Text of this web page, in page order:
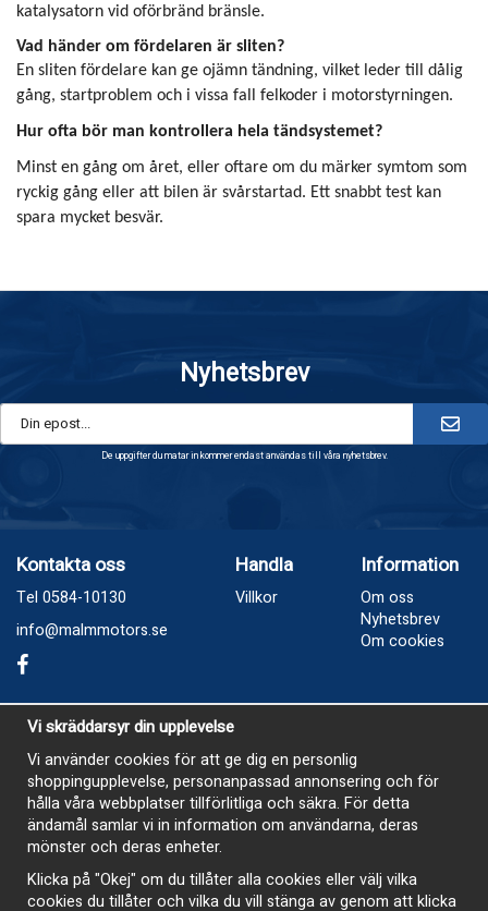
katalysatorn vid oförbränd bränsle.
Vad händer om fördelaren är sliten?
En sliten fördelare kan ge ojämn tändning, vilket leder till dålig
gång, startproblem och i vissa fall felkoder i motorstyrningen.
Hur ofta bör man kontrollera hela tändsystemet?
Minst en gång om året, eller oftare om du märker symtom som
ryckig gång eller att bilen är svårstartad. Ett snabbt test kan
spara mycket besvär.
Nyhetsbrev
De uppgifter du matar in kommer endast användas till våra nyhetsbrev.
Kontakta oss
Tel 0584-10130
info@malmmotors.se
Handla
Villkor
Information
Om oss
Nyhetsbrev
Om cookies
Besök oss
Industrivägen 8, Laxå
Öppetider
Måndag - Tisdag 13-17
Onsdag Stängt
Torsdag 13-17
Vi skräddarsyr din upplevelse
Vi använder cookies för att ge dig en personlig
shoppingupplevelse, personanpassad annonsering och för
hålla våra webbplatser tillförlitliga och säkra. För detta
ändamål samlar vi in information om användarna, deras
mönster och deras enheter.
Klicka på "Okej" om du tillåter alla cookies eller välj vilka
cookies du tillåter och vilka du vill stänga av genom att klicka